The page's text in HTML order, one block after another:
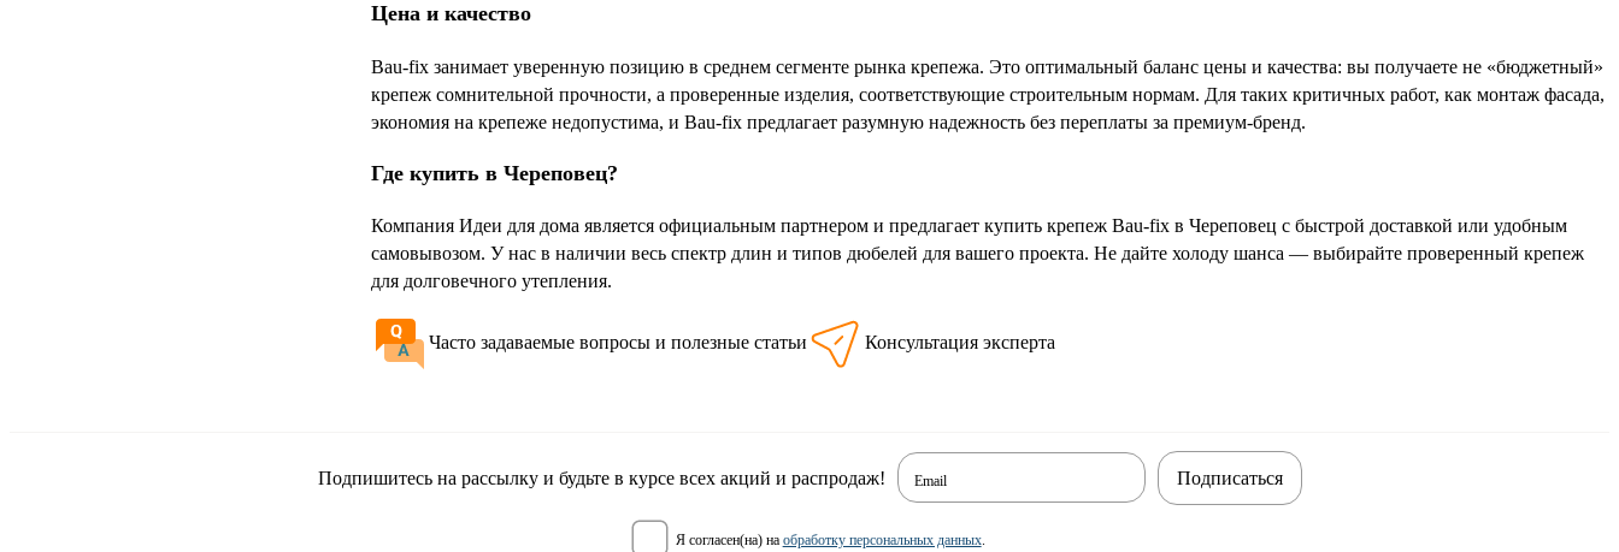
Цена и качество
Bau-fix занимает уверенную позицию в среднем сегменте рынка крепежа. Это оптимальный баланс цены и качества: вы получаете не «бюджетный»
крепеж сомнительной прочности, а проверенные изделия, соответствующие строительным нормам. Для таких критичных работ, как монтаж фасада,
экономия на крепеже недопустима, и Bau-fix предлагает разумную надежность без переплаты за премиум-бренд.
Где купить в Череповец?
Компания Идеи для дома является официальным партнером и предлагает купить крепеж Bau-fix в Череповец с быстрой доставкой или удобным
самовывозом. У нас в наличии весь спектр длин и типов дюбелей для вашего проекта. Не дайте холоду шанса — выбирайте проверенный крепеж
для долговечного утепления.
Часто задаваемые вопросы и полезные статьи Консультация эксперта
Подпишитесь на рассылку и будьте в курсе всех акций и распродаж! Email
я согласен(на) на обработку персональных данных.
Подписаться